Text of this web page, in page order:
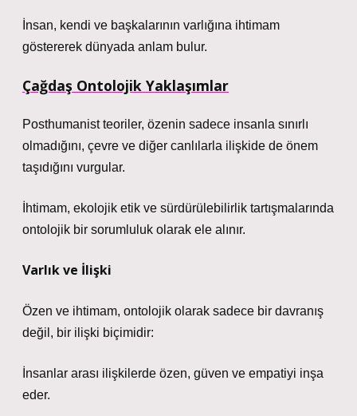
İnsan, kendi ve başkalarının varlığına ihtimam
göstererek dünyada anlam bulur.
Çağdaş Ontolojik Yaklaşımlar
Posthumanist teoriler, özenin sadece insanla sınırlı
olmadığını, çevre ve diğer canlılarla ilişkide de önem
taşıdığını vurgular.
İhtimam, ekolojik etik ve sürdürülebilirlik tartışmalarında
ontolojik bir sorumluluk olarak ele alınır.
Varlık ve İlişki
Özen ve ihtimam, ontolojik olarak sadece bir davranış
değil, bir ilişki biçimidir:
İnsanlar arası ilişkilerde özen, güven ve empatiyi inşa
eder.